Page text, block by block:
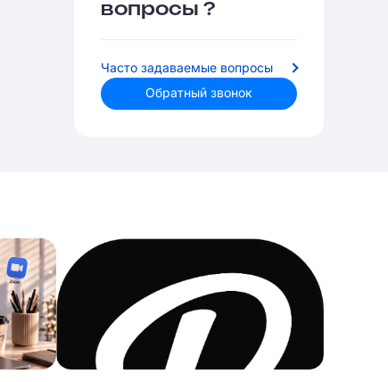
вопросы ?
Часто задаваемые вопросы
Обратный звонок